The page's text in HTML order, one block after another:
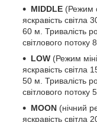
MIDDLE (Режим
яскравість світла
60 м. Тривалість
світлового потоку
LOW (Режим
яскравість світла
50 м. Тривалість
світлового потоку
MOON (нічний
яскравість світла